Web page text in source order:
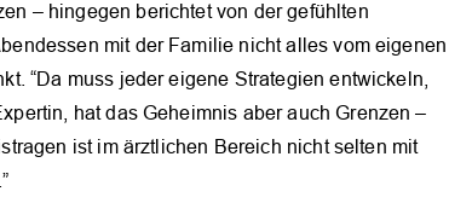
– hingegen berichtet von der gefühlten
mit der Familie nicht alles vom eigenen
“Da muss jeder eigene Strategien entwickeln,
hat das Geheimnis aber auch Grenzen –
ist im ärztlichen Bereich nicht selten mit